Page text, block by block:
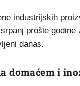
industrijskih
prošle
danas.
domaćem i